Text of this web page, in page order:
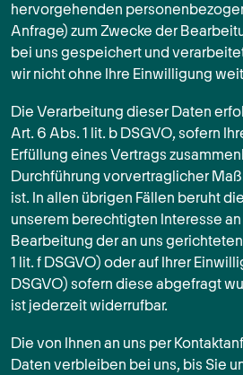
hervorgehenden
Anfrage) zum Zwecke der
bei uns gespeichert und
wir nicht ohne Ihre Einwilligung
Die Verarbeitung dieser Daten
Art. 6 Abs. 1 lit. b DSGVO, sofern
Erfüllung eines Vertrags
Durchführung vorvertraglicher
ist. In allen übrigen Fällen beruht
unserem berechtigten Interesse
Bearbeitung der an uns
1 lit. f DSGVO) oder auf Ihrer
DSGVO) sofern diese abgefragt
ist jederzeit widerrufbar.
Die von Ihnen an uns per
Daten verbleiben bei uns, bis Sie